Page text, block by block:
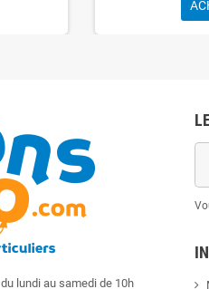
lundi au samedi de 10h